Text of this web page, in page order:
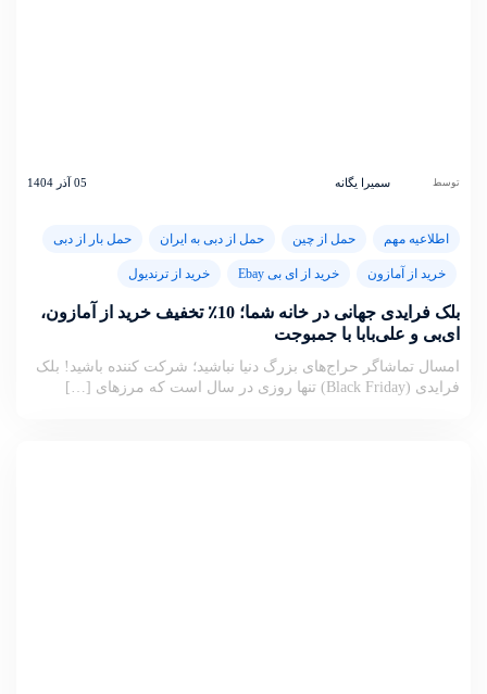
توسط سمیرا یگانه 05 آذر 1404
اطلاعیه مهم حمل از چین حمل از دبی به ایران حمل بار از دبی
خرید از آمازون خرید از ای بی Ebay خرید از ترندیول
بلک فرایدی جهانی در خانه شما؛ 10٪ تخفیف خرید از آمازون،
ای‌بی و علی‌بابا با جمبوجت
امسال تماشاگر حراج‌های بزرگ دنیا نباشید؛ شرکت کننده باشید! بلک
فرایدی (Black Friday) تنها روزی در سال است که مرزهای […]